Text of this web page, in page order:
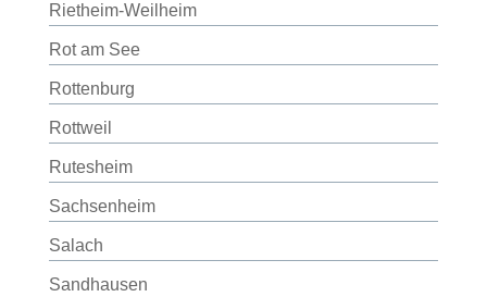
Rietheim-Weilheim
Rot am See
Rottenburg
Rottweil
Rutesheim
Sachsenheim
Salach
Sandhausen